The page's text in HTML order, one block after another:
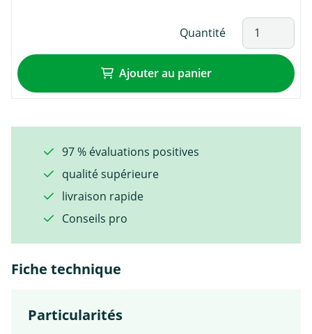
Quantité
Ajouter au panier
97 % évaluations positives
qualité supérieure
livraison rapide
Conseils pro
Fiche technique
Particularités